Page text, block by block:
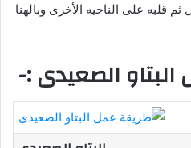
قلبه على الناحيه الأخرى وبالهنا
البتاو الصعيدى :-